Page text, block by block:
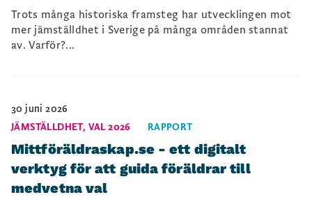
Trots många historiska framsteg har utvecklingen mot
mer jämställdhet i Sverige på många områden stannat
av. Varför?...
30 juni 2026
JÄMSTÄLLDHET, VAL 2026 RAPPORT
Mittföräldraskap.se - ett digitalt
verktyg för att guida föräldrar till
medvetna val